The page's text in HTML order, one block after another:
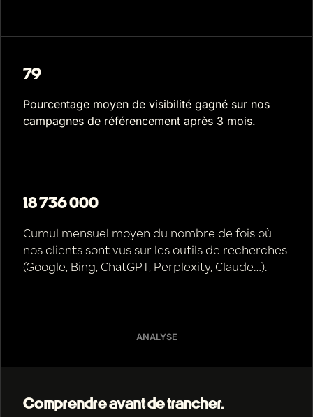
79
Pourcentage moyen de visibilité gagné sur nos
campagnes de référencement après 3 mois.
18 736 000
Cumul mensuel moyen du nombre de fois où
nos clients sont vus sur les outils de recherches
(Google, Bing, ChatGPT, Perplexity, Claude…).
ANALYSE
Comprendre avant de trancher.